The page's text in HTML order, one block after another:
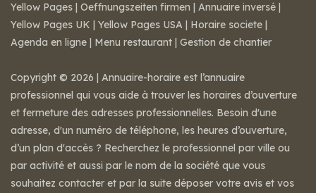
Yellow Pages | Oeffnungszeiten firmen | Annuaire inversé |
Yellow Pages UK | Yellow Pages USA | Horaire societe |
Agenda en ligne | Menu restaurant | Gestion de chantier
Copyright © 2026 | Annuaire-horaire est l’annuaire
professionnel qui vous aide à trouver les horaires d’ouverture
et fermeture des adresses professionnelles. Besoin d'une
adresse, d'un numéro de téléphone, les heures d’ouverture,
d’un plan d'accès ? Recherchez le professionnel par ville ou
par activité et aussi par le nom de la société que vous
souhaitez contacter et par la suite déposer votre avis et vos